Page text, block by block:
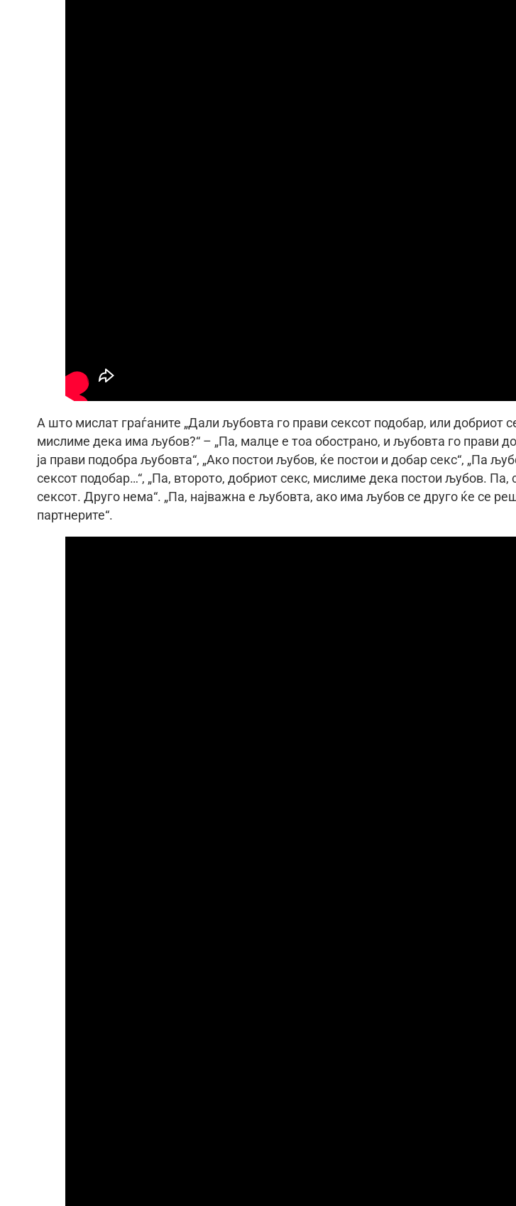
А што мислат граѓаните „Дали љубовта го прави сексот подобар, или добриот
мислиме дека има љубов?“ – „Па, малце е тоа обострано, и љубовта го прави
ја прави подобра љубовта“, „Ако постои љубов, ќе постои и добар секс“, „Па
сексот подобар…“, „Па, второто, добриот секс, мислиме дека постои љубов. Па,
сексот. Друго нема“. „Па, најважна е љубовта, ако има љубов се друго ќе се
партнерите“.